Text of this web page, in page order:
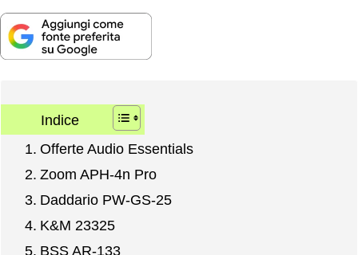
Indice
Offerte Audio Essentials
Zoom APH-4n Pro
Daddario PW-GS-25
K&M 23325
BSS AR-133